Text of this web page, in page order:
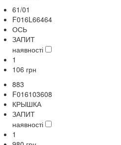
61/01
F016L66464
ОСЬ
ЗАПИТ
наявності
1
106 грн
883
F016103608
КРЫШКА
ЗАПИТ
наявності
1